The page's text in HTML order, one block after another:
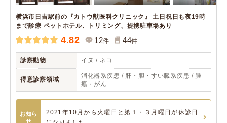
横浜市日吉駅前の『カトウ獣医科クリニック』 土日祝日も夜19時
まで診療 ペットホテル、トリミング、提携駐車場あり
4.82 12件 44件
診察動物 イヌ / ネコ
得意診察領域
消化器系疾患 / 肝・胆・すい臓系疾患 / 腫
瘍・がん
お知ら
せ
2021年10月から火曜日と第１・３月曜日が休診日